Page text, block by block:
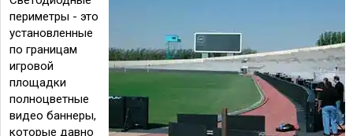
периметры - это
установленные
по границам
игровой
площадки
полноцветные
видео баннеры,
которые давно